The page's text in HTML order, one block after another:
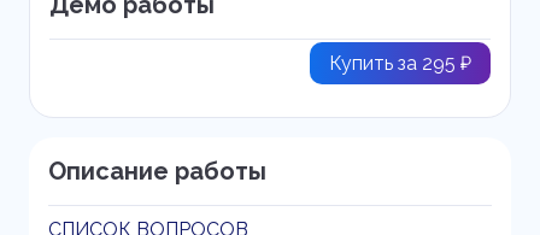
Купить за 295 ₽
Описание работы
СПИСОК ВОПРОСОВ